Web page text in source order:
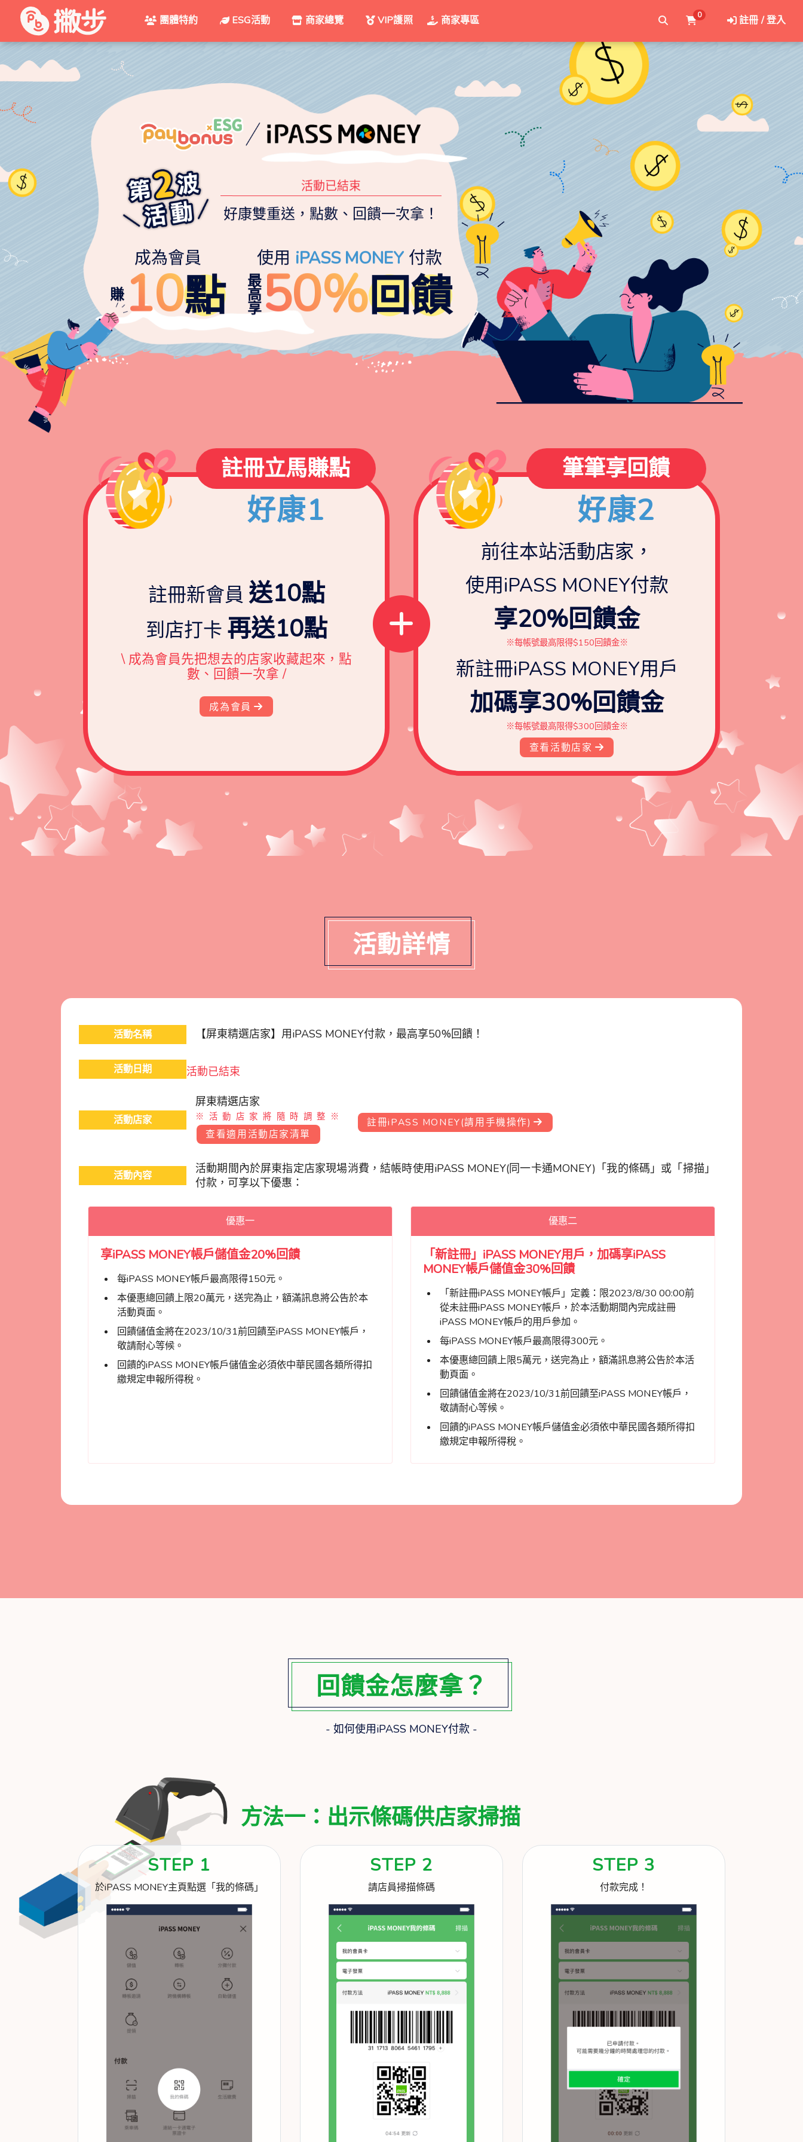
團體特約 ESG活動 商家總覽 VIP護照 商家專區 0 註冊 / 登入
好康雙重送，點數、回饋一次拿！
成為會員
賺 10點
使用 iPASS MONEY 付款
最
高
享50%回饋
註冊立馬賺點
好康1
註冊新會員 送10點
到店打卡 再送10點
\ 成為會員先把想去的店家收藏起來，點
數、回饋一次拿 /
成為會員
筆筆享回饋
好康2
前往本站活動店家，
使用iPASS MONEY付款
享20%回饋金
※每帳號最高限得$150回饋金※
新註冊iPASS MONEY用戶
加碼享30%回饋金
※每帳號最高限得$300回饋金※
查看活動店家
活動詳情
活動名稱 【屏東精選店家】用iPASS MONEY付款，最高享50%回饋！
活動日期 活動已結束
活動店家
屏東精選店家
※活動店家將隨時調整※
查看適用活動店家清單
註冊iPASS MONEY(請用手機操作)
活動內容
活動期間內於屏東指定店家現場消費，結帳時使用iPASS MONEY(同一卡通MONEY)「我的條碼」或「掃描」
付款，可享以下優惠：
優惠一
享iPASS MONEY帳戶儲值金20%回饋
每iPASS MONEY帳戶最高限得150元。
本優惠總回饋上限20萬元，送完為止，額滿訊息將公告於本
活動頁面。
回饋儲值金將在2023/10/31前回饋至iPASS MONEY帳戶，
敬請耐心等候。
回饋的iPASS MONEY帳戶儲值金必須依中華民國各類所得扣
繳規定申報所得稅。
優惠二
「新註冊」iPASS MONEY用戶，加碼享iPASS
MONEY帳戶儲值金30%回饋
「新註冊iPASS MONEY帳戶」定義：限2023/8/30 00:00前
從未註冊iPASS MONEY帳戶，於本活動期間內完成註冊
iPASS MONEY帳戶的用戶參加。
每iPASS MONEY帳戶最高限得300元。
本優惠總回饋上限5萬元，送完為止，額滿訊息將公告於本活
動頁面。
回饋儲值金將在2023/10/31前回饋至iPASS MONEY帳戶，
敬請耐心等候。
回饋的iPASS MONEY帳戶儲值金必須依中華民國各類所得扣
繳規定申報所得稅。
回饋金怎麼拿？
- 如何使用iPASS MONEY付款 -
方法一：出示條碼供店家掃描
STEP 1
於iPASS MONEY主頁點選「我的條碼」
STEP 2
請店員掃描條碼
STEP 3
付款完成！